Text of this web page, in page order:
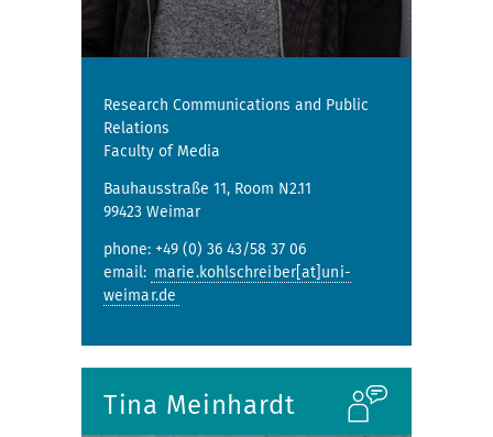
Research Communications and Public
Relations
Faculty of Media
Bauhausstraße 11, Room N2.11
99423 Weimar
phone: +49 (0) 36 43/58 37 06
email: marie.kohlschreiber[at]uni-
weimar.de
Tina Meinhardt